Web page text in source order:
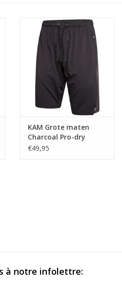
KAM Grote maten
Charcoal Pro-dry
Active Sportshort
€49,95
à notre infolettre: